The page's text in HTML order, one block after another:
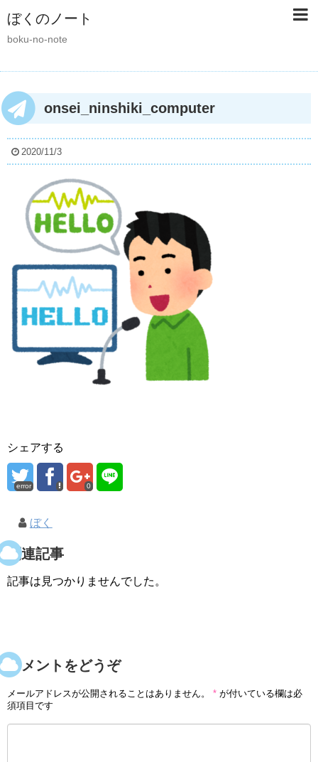
ぼくのノート
boku-no-note
onsei_ninshiki_computer
2020/11/3
シェアする
error 0
ぼく
関連記事
記事は見つかりませんでした。
コメントをどうぞ
メールアドレスが公開されることはありません。 * が付いている欄は必
須項目です